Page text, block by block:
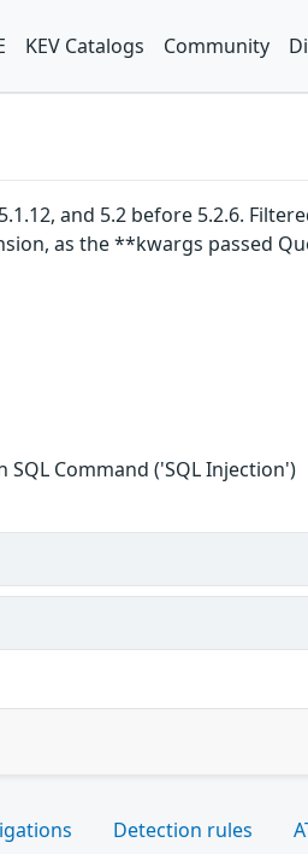
KEV Catalogs Community
and 5.2 before 5.2.6.
as the **kwargs passed
Command ('SQL Injection')
Detection rules